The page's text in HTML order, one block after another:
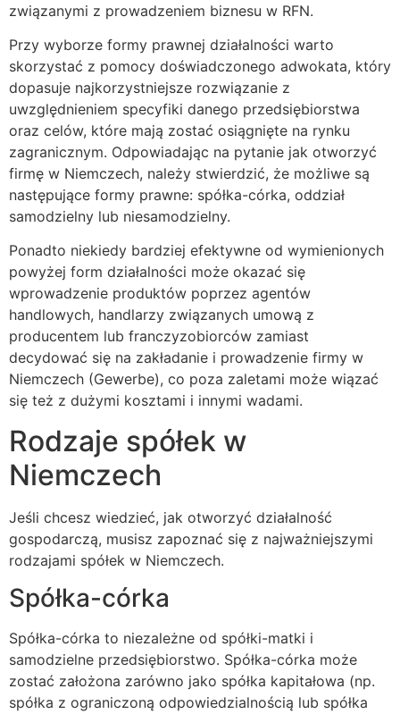
związanymi z prowadzeniem biznesu w RFN.
Przy wyborze formy prawnej działalności warto
skorzystać z pomocy doświadczonego adwokata, który
dopasuje najkorzystniejsze rozwiązanie z
uwzględnieniem specyfiki danego przedsiębiorstwa
oraz celów, które mają zostać osiągnięte na rynku
zagranicznym. Odpowiadając na pytanie jak otworzyć
firmę w Niemczech, należy stwierdzić, że możliwe są
następujące formy prawne: spółka-córka, oddział
samodzielny lub niesamodzielny.
Ponadto niekiedy bardziej efektywne od wymienionych
powyżej form działalności może okazać się
wprowadzenie produktów poprzez agentów
handlowych, handlarzy związanych umową z
producentem lub franczyzobiorców zamiast
decydować się na zakładanie i prowadzenie firmy w
Niemczech (Gewerbe), co poza zaletami może wiązać
się też z dużymi kosztami i innymi wadami.
Rodzaje spółek w
Niemczech
Jeśli chcesz wiedzieć, jak otworzyć działalność
gospodarczą, musisz zapoznać się z najważniejszymi
rodzajami spółek w Niemczech.
Spółka-córka
Spółka-córka to niezależne od spółki-matki i
samodzielne przedsiębiorstwo. Spółka-córka może
zostać założona zarówno jako spółka kapitałowa (np.
spółka z ograniczoną odpowiedzialnością lub spółka